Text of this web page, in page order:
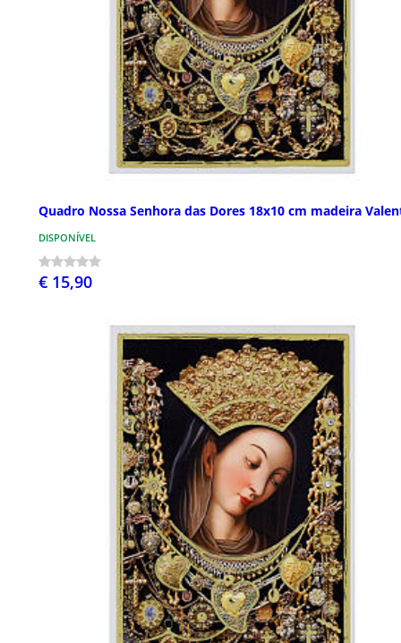
Quadro Nossa Senhora das Dores 18x10 cm madeira
DISPONÍVEL
€ 15,90